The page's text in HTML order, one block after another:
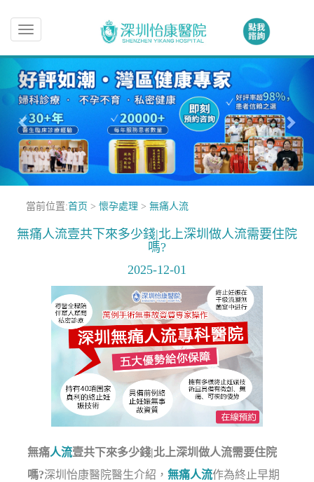
Toggle
navigation
當前位置:首页 > 懷孕處理 > 無痛人流
無痛人流壹共下來多少錢|北上深圳做人流需要住院
嗎?
2025-12-01
無痛人流壹共下來多少錢|北上深圳做人流需要住院
嗎?深圳怡康醫院醫生介紹，無痛人流作為終止早期